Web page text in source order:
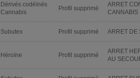
Dérivés codéïnés
Cannabis
Profil supprimé
ARRET
CANNABIS
Subutex Profil supprimé ARRET DE
Héroïne Profil supprimé
ARRET
AU